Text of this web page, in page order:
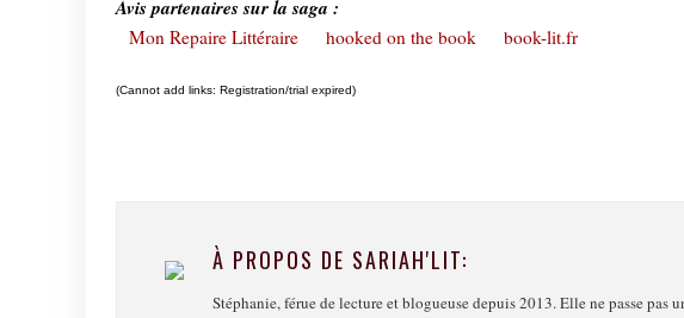
Avis partenaires sur la saga :
Mon Repaire Littéraire hooked on the book book-lit.fr
(Cannot add links: Registration/trial expired)
À PROPOS DE SARIAH'LIT:
Stéphanie, férue de lecture et blogueuse depuis 2013. Elle ne passe pas